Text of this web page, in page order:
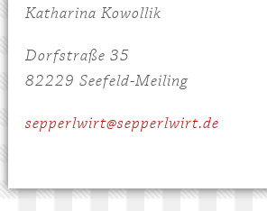
Katharina Kowollik
Dorfstraße 35
82229 Seefeld-Meiling
sepperlwirt@sepperlwirt.de